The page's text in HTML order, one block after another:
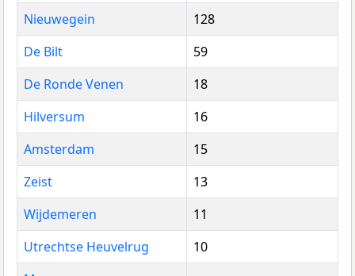
Nieuwegein
128
De Bilt
59
De Ronde Venen
18
Hilversum
16
Amsterdam
15
Zeist
13
Wijdemeren
11
Utrechtse Heuvelrug
10